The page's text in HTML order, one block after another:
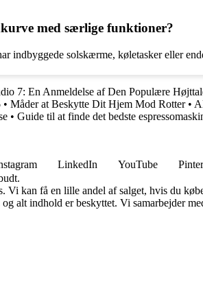
med særlige funktioner?
indbyggede solskærme, køletasker eller
7: En Anmeldelse af Den Populære
• Måder at Beskytte Dit Hjem Mod Rotter•
• Guide til at finde det bedste
LinkedIn YouTube
Vi kan få en lille andel af salget, hvis du
alt indhold er beskyttet. Vi samarbejder